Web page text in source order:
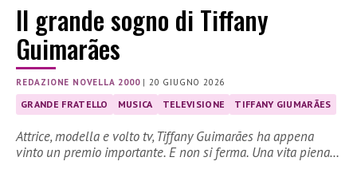
Il grande sogno di Tiffany
Guimarães
REDAZIONE NOVELLA 2000|20 GIUGNO 2026
GRANDE FRATELLO MUSICA TELEVISIONE TIFFANY GIUMARÃES
Attrice, modella e volto tv, Tiffany Guimarães ha appena
vinto un premio importante. E non si ferma. Una vita piena…